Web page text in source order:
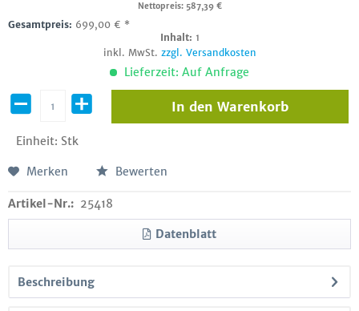
Nettopreis: 587,39 €
Gesamtpreis: 699,00 € *
Inhalt: 1
inkl. MwSt. zzgl. Versandkosten
Lieferzeit: Auf Anfrage
Einheit: Stk
In den Warenkorb
Merken Bewerten
Artikel-Nr.: 25418
Datenblatt
Beschreibung